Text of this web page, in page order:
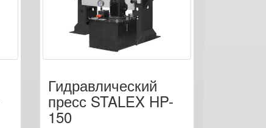
Гидравлический
пресс STALEX HP-
150